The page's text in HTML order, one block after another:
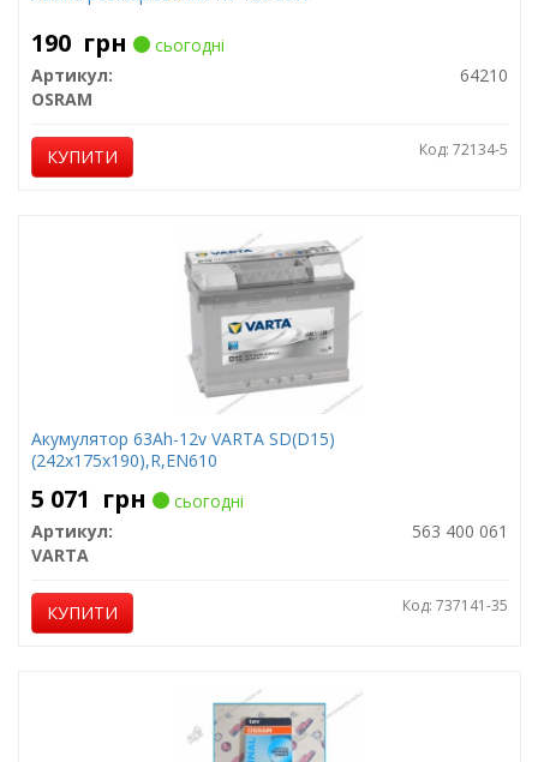
190 грн
сьогодні
Артикул:
64210
OSRAM
КУПИТИ Код: 72134-5
Акумулятор 63Ah-12v VARTA SD(D15)
(242x175x190),R,EN610
5 071 грн
сьогодні
Артикул:
563 400 061
VARTA
КУПИТИ Код: 737141-35